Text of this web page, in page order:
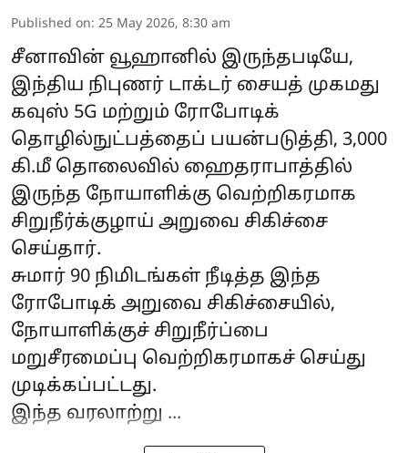
Published on: 25 May 2026, 8:30 am
சீனாவின் வூஹானில் இருந்தபடியே,
இந்திய நிபுணர் டாக்டர் சையத் முகமது
கவுஸ் 5G மற்றும் ரோபோடிக்
தொழில்நுட்பத்தைப் பயன்படுத்தி, 3,000
கி.மீ தொலைவில் ஹைதராபாத்தில்
இருந்த நோயாளிக்கு வெற்றிகரமாக
சிறுநீர்க்குழாய் அறுவை சிகிச்சை
செய்தார்.
சுமார் 90 நிமிடங்கள் நீடித்த இந்த
ரோபோடிக் அறுவை சிகிச்சையில்,
நோயாளிக்குச் சிறுநீர்ப்பை
மறுசீரமைப்பு வெற்றிகரமாகச் செய்து
முடிக்கப்பட்டது.
இந்த வரலாற்று ...